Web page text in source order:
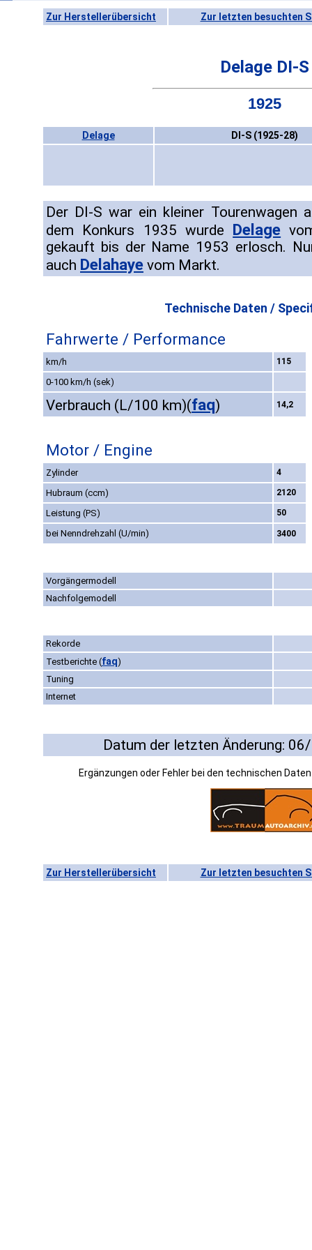
Zur Herstellerübersicht Zur letzten besuchten
Delage DI-S
1925
Delage DI-S (1925-28)
Der DI-S war ein kleiner Tourenwagen
dem Konkurs 1935 wurde Delage
gekauft bis der Name 1953 erlosch.
auch Delahaye vom Markt.
Technische Daten /
Fahrwerte / Performance
km/h 115
0-100 km/h (sek)
Verbrauch (L/100 km)(faq) 14,2
Motor / Engine
Zylinder 4
Hubraum (ccm) 2120
Leistung (PS) 50
bei Nenndrehzahl (U/min) 3400
Vorgängermodell
Nachfolgemodell
Rekorde
Testberichte (faq)
Tuning
Internet
Datum der letzten Änderung:
Ergänzungen oder Fehler bei den technischen
Zur Herstellerübersicht Zur letzten besuchten